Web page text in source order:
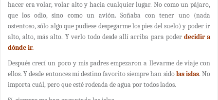
hacer era volar, volar alto y hacia cualquier lugar. No como un pájaro,
que los odio, sino como un avión. Soñaba con tener uno (nada
ostentoso, sólo algo que pudiese despegarme los pies del suelo) y poder ir
alto, alto, más alto. Y verlo todo desde allí arriba para poder decidir a
dónde ir.
Después crecí un poco y mis padres empezaron a llevarme de viaje con
ellos. Y desde entonces mi destino favorito siempre han sidolas islas. No
importa cuál, pero que esté rodeada de agua por todos lados.